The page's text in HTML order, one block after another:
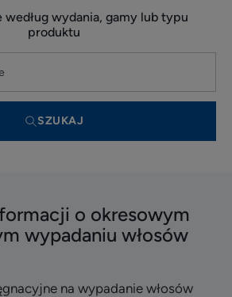
według wydania, gamy lub typu
produktu
SZUKAJ
o okresowym
wypadaniu włosów
na wypadanie włosów